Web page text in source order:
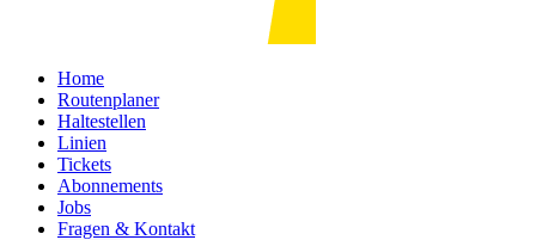
Home
Routenplaner
Haltestellen
Linien
Tickets
Abonnements
Jobs
Fragen & Kontakt